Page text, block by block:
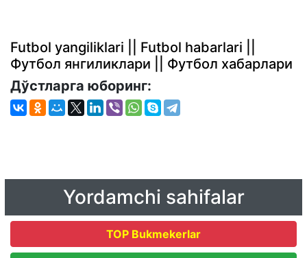
Futbol yangiliklari || Futbol habarlari ||
Футбол янгиликлари || Футбол хабарлари
Дўстларга юборинг:
Yordamchi sahifalar
TOP Bukmekerlar